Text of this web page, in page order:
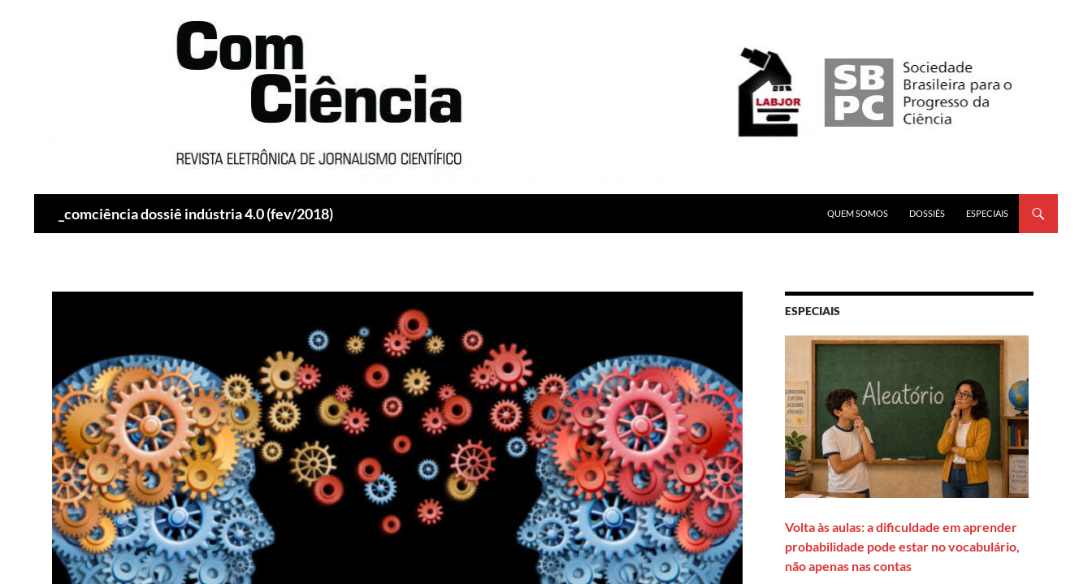
_comciência dossiê indústria 4.0 (fev/2018)
QUEM SOMOS
DOSSIÊS ESPECIAIS
ESPECIAIS
Volta às aulas: a dificuldade em aprender
probabilidade pode estar no vocabulário,
não apenas nas contas